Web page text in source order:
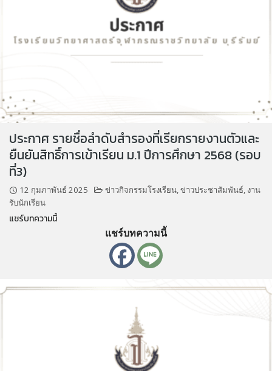
ประกาศ รายชื่อลำดับสำรองที่เรียกรายงานตัวและ
ยืนยันสิทธิ์การเข้าเรียน ม.1 ปีการศึกษา 2568 (รอบ
ที่3)
12 กุมภาพันธ์ 2025 ข่าวกิจกรรมโรงเรียน,ข่าวประชาสัมพันธ์, งาน
รับนักเรียน
แชร์บทความนี้
แชร์บทความนี้